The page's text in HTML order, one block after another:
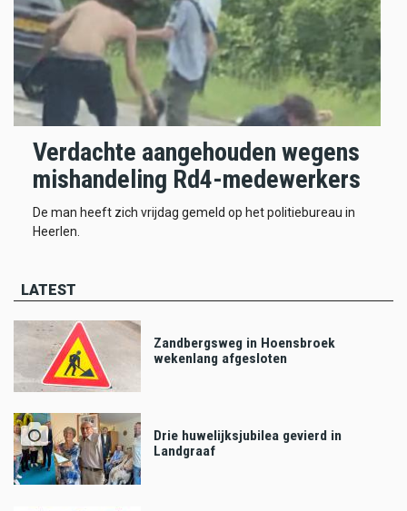
Verdachte aangehouden wegens
mishandeling Rd4-medewerkers
De man heeft zich vrijdag gemeld op het politiebureau in
Heerlen.
LATEST
Zandbergsweg in Hoensbroek
wekenlang afgesloten
Drie huwelijksjubilea gevierd in
Landgraaf